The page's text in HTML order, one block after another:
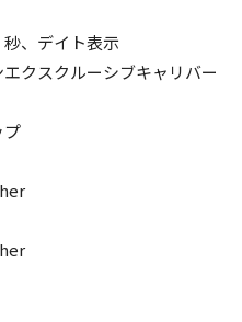
、デイト表示
エクスクルーシブキャリバー
プ